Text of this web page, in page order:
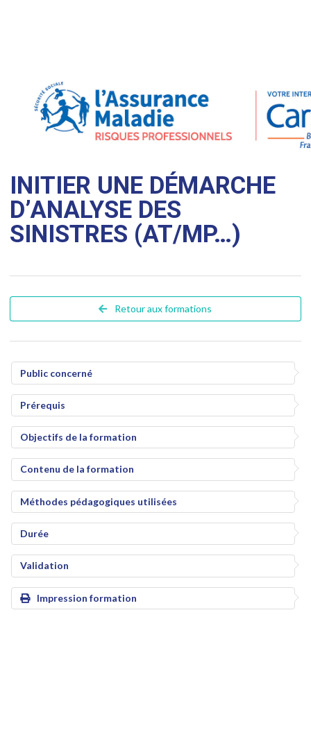
INITIER UNE DÉMARCHE
D’ANALYSE DES
SINISTRES (AT/MP…)
Retour aux formations
Public concerné
Prérequis
Objectifs de la formation
Contenu de la formation
Méthodes pédagogiques utilisées
Durée
Validation
Impression formation